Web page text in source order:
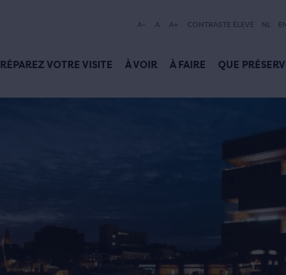
A- A A+ CONTRASTE ÉLEVÉ NL
VOTRE VISITE À VOIR À FAIRE QUE